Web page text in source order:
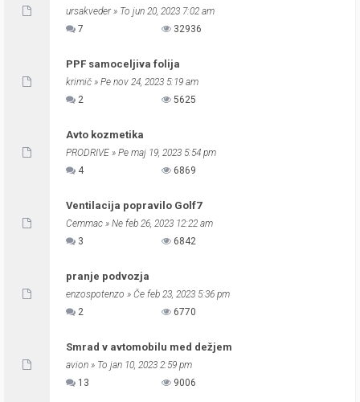
ursakveder» To jun 20, 2023 7:02 am
7
32936
PPF samoceljiva folija
krimič » Pe nov 24, 2023 5:19 am
2
5625
Avto kozmetika
PRODRIVE » Pe maj 19, 2023 5:54 pm
4
6869
Ventilacija popravilo Golf7
Cemmac » Ne feb 26, 2023 12:22 am
3
6842
pranje podvozja
enzospotenzo » Če feb 23, 2023 5:36 pm
2
6770
Smrad v avtomobilu med dežjem
avion » To jan 10, 2023 2:59 pm
13
9006